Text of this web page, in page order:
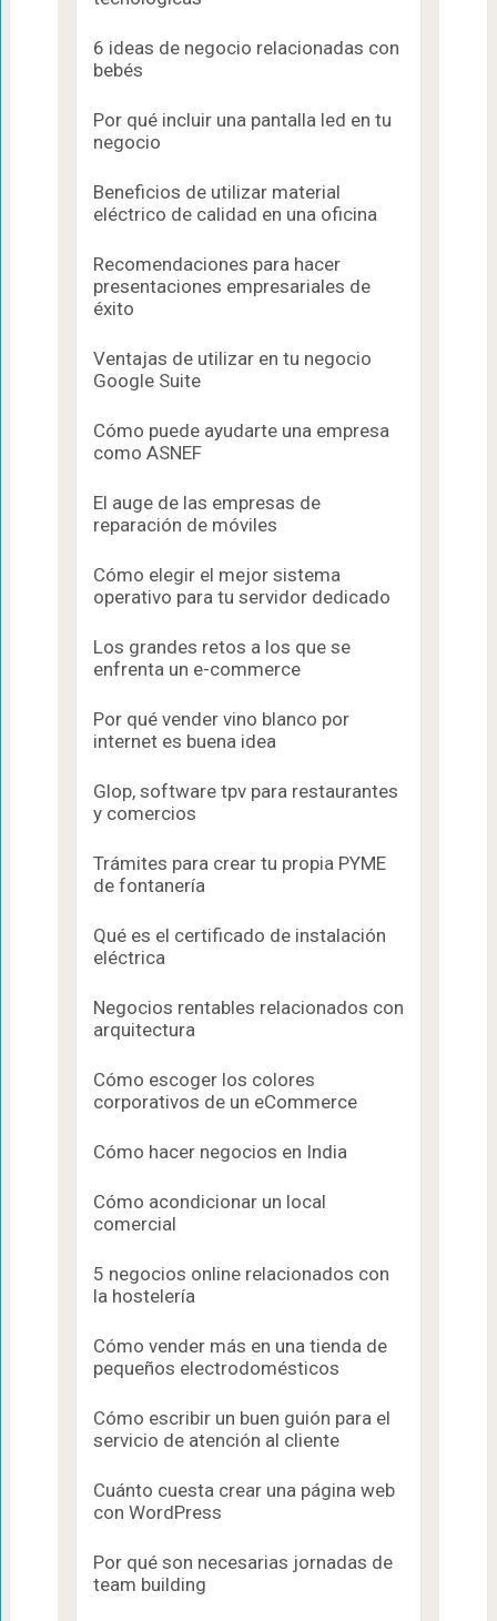
6 ideas de negocio relacionadas con
bebés
Por qué incluir una pantalla led en tu
negocio
Beneficios de utilizar material
eléctrico de calidad en una oficina
Recomendaciones para hacer
presentaciones empresariales de
éxito
Ventajas de utilizar en tu negocio
Google Suite
Cómo puede ayudarte una empresa
como ASNEF
El auge de las empresas de
reparación de móviles
Cómo elegir el mejor sistema
operativo para tu servidor dedicado
Los grandes retos a los que se
enfrenta un e-commerce
Por qué vender vino blanco por
internet es buena idea
Glop, software tpv para restaurantes
y comercios
Trámites para crear tu propia PYME
de fontanería
Qué es el certificado de instalación
eléctrica
Negocios rentables relacionados con
arquitectura
Cómo escoger los colores
corporativos de un eCommerce
Cómo hacer negocios en India
Cómo acondicionar un local
comercial
5 negocios online relacionados con
la hostelería
Cómo vender más en una tienda de
pequeños electrodomésticos
Cómo escribir un buen guión para el
servicio de atención al cliente
Cuánto cuesta crear una página web
con WordPress
Por qué son necesarias jornadas de
team building